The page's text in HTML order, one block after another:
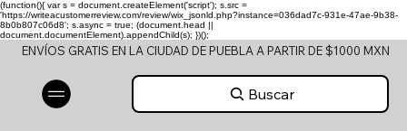
(function(){ var s = document.createElement('script'); s.src =
'https://writeacustomerreview.com/review/wix_jsonld.php?instance=036dad7c-931e-47ae-9b38-
8b0b807c06d8'; s.async = true; (document.head ||
document.documentElement).appendChild(s); })();
ENVÍOS GRATIS EN LA CIUDAD DE PUEBLA A PARTIR DE $1000 MXN
Buscar